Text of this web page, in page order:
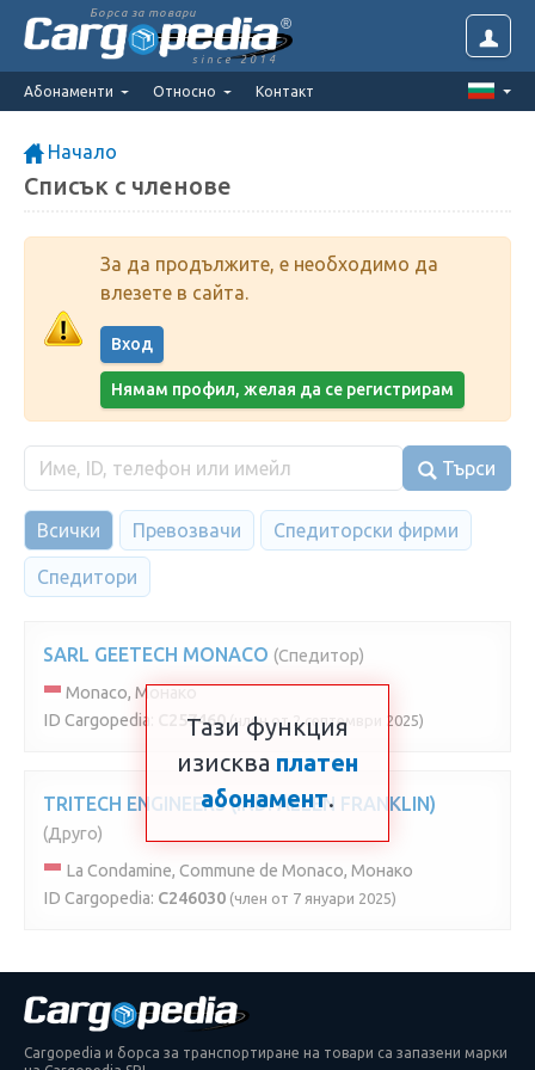
Борса за товари
since 2014
Абонаменти Относно Контакт
Начало
Списък с членове
За да продължите, е необходимо да
влезете в сайта.
Вход
Нямам профил, желая да се регистрирам
Търси
Всички Превозвачи Спедиторски фирми
Спедитори
SARL GEETECH MONACO (Спедитор)
Monaco, Монако
ID Cargopedia:
C257460 (член от 2 септември 2025)
TRITECH ENGINEERS (IND. ALLEN FRANKLIN)
(Друго)
La Condamine, Commune de Monaco, Монако
ID Cargopedia: C246030 (член от 7 януари 2025)
Тази функция
изисква платен
абонамент.
Cargopedia и борса за транспортиране на товари са запазени марки